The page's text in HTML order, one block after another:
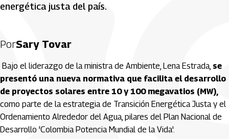
energética justa del país.
PorSary Tovar
Bajo el liderazgo de la ministra de Ambiente, Lena Estrada, se
presentó una nueva normativa que facilita el desarrollo
de proyectos solares entre 10 y 100 megavatios (MW),
como parte de la estrategia de Transición Energética Justa y el
Ordenamiento Alrededor del Agua, pilares del Plan Nacional de
Desarrollo 'Colombia Potencia Mundial de la Vida'.